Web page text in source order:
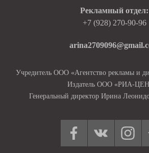
Рекламный отдел:
+7 (928) 270-90-96
Учредитель ООО «Агентство рекламы и
Издатель ООО «РИА-
Генеральный директор Ирина